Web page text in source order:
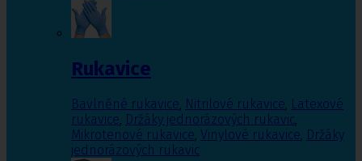
Rukavice
Bavlněné rukavice, Nitrilové rukavice, Latexové
rukavice, Držáky jednorázových rukavic,
Mikrotenové rukavice, Vinylové rukavice, Držáky
jednorázových rukavic